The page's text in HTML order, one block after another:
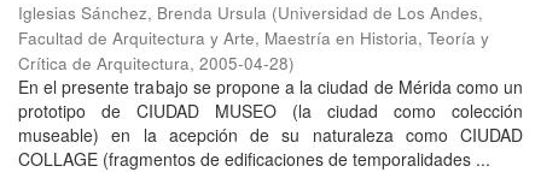
Iglesias Sánchez, Brenda Ursula (Universidad de Los Andes,
Facultad de Arquitectura y Arte, Maestría en Historia, Teoría y
Crítica de Arquitectura, 2005-04-28)
En el presente trabajo se propone a la ciudad de Mérida como un
prototipo de CIUDAD MUSEO (la ciudad como colección
museable) en la acepción de su naturaleza como CIUDAD
COLLAGE (fragmentos de edificaciones de temporalidades ...